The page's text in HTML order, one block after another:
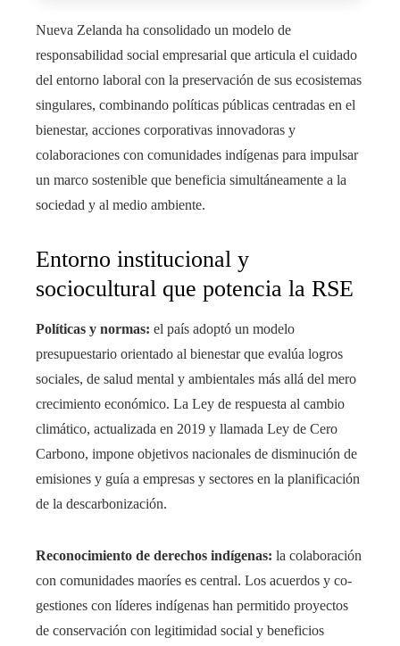
Nueva Zelanda ha consolidado un modelo de
responsabilidad social empresarial que articula el cuidado
del entorno laboral con la preservación de sus ecosistemas
singulares, combinando políticas públicas centradas en el
bienestar, acciones corporativas innovadoras y
colaboraciones con comunidades indígenas para impulsar
un marco sostenible que beneficia simultáneamente a la
sociedad y al medio ambiente.
Entorno institucional y
sociocultural que potencia la RSE
Políticas y normas: el país adoptó un modelo
presupuestario orientado al bienestar que evalúa logros
sociales, de salud mental y ambientales más allá del mero
crecimiento económico. La Ley de respuesta al cambio
climático, actualizada en 2019 y llamada Ley de Cero
Carbono, impone objetivos nacionales de disminución de
emisiones y guía a empresas y sectores en la planificación
de la descarbonización.
Reconocimiento de derechos indígenas: la colaboración
con comunidades maoríes es central. Los acuerdos y co-
gestiones con líderes indígenas han permitido proyectos
de conservación con legitimidad social y beneficios